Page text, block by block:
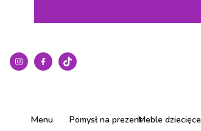
Menu Pomysł na prezentMeble dziecięce